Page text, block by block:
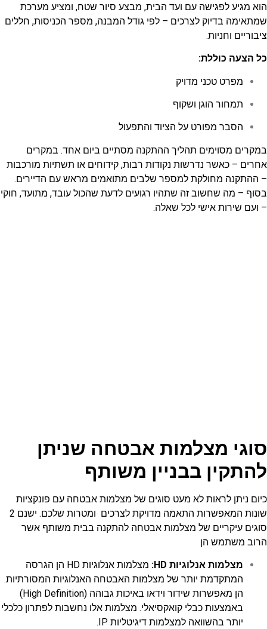
הוא מגיע לפגישה עם ועד הבית, מבצע סיור שטח, ומציע מערכת
שמתאימה בדיוק לצרכים – לפי גודל המבנה, מספר הכניסות, חללים
ציבוריים וחניות.
כל הצעה כוללת:
מפרט טכני מדויק
תמחור הוגן ושקוף
הסבר מפורט על הציוד והתפעול
במקרים מסוימים תהליך ההתקנה מסתיים ביום אחד. במקרים
אחרים – כאשר נדרשות נקודות רבות, קידוחים או תשתיות מורכבות
– ההתקנה מחולקת למספר שלבים מתואמים מראש עם הדיירים.
בסוף – מה שחשוב זה שתהיו רגועים לדעת שהכול עובד, מתועד, חוקי
– ועם שירות אישי לכל שאלה.
סוגי מצלמות אבטחה שניתן
להתקין בבניין משותף
כיום ניתן לראות לא מעט סוגים של מצלמות אבטחה עם פונקציות
שונות המאפשרות התאמה מדויקת לצרכים ומטרות שלכם. ישנם 2
סוגים עיקריים של מצלמות אבטחה להתקנה בבית משותף אשר
הרוב משתמש הן
מצלמות אנלוגיות HD:
מצלמות אנלוגיות HD הן הגרסה
המתקדמת יותר של מצלמות האבטחה האנלוגיות המסורתיות.
הן מאפשרות שידור וידאו באיכות גבוהה (High Definition)
באמצעות כבלי קואקסיאלי. מצלמות אלו נחשבות לפתרון כלכלי
יותר בהשוואה למצלמות דיגיטליות IP.